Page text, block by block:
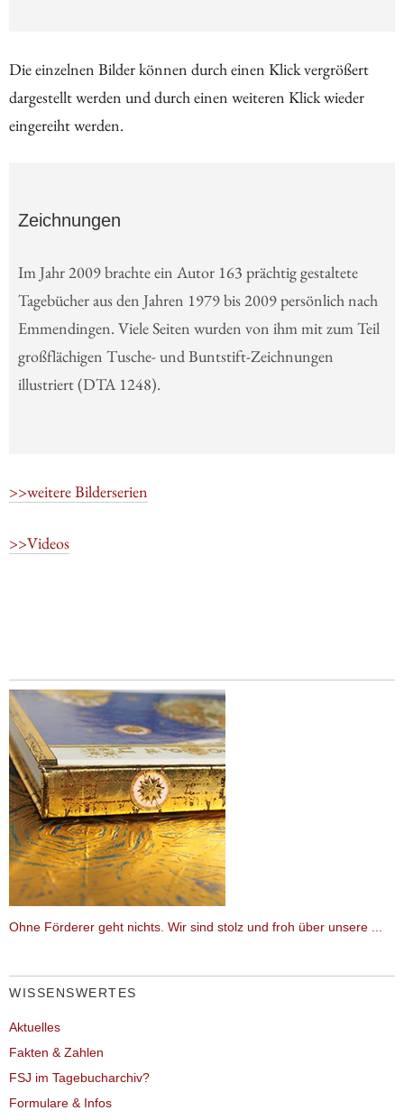
Die einzelnen Bilder können durch einen Klick vergrößert
dargestellt werden und durch einen weiteren Klick wieder
eingereiht werden.
Zeichnungen
Im Jahr 2009 brachte ein Autor 163 prächtig gestaltete
Tagebücher aus den Jahren 1979 bis 2009 persönlich nach
Emmendingen. Viele Seiten wurden von ihm mit zum Teil
großflächigen Tusche- und Buntstift-Zeichnungen
illustriert (DTA 1248).
>>weitere Bilderserien
>>Videos
Ohne Förderer geht nichts. Wir sind stolz und froh über unsere ...
WISSENSWERTES
Aktuelles
Fakten & Zahlen
FSJ im Tagebucharchiv?
Formulare & Infos